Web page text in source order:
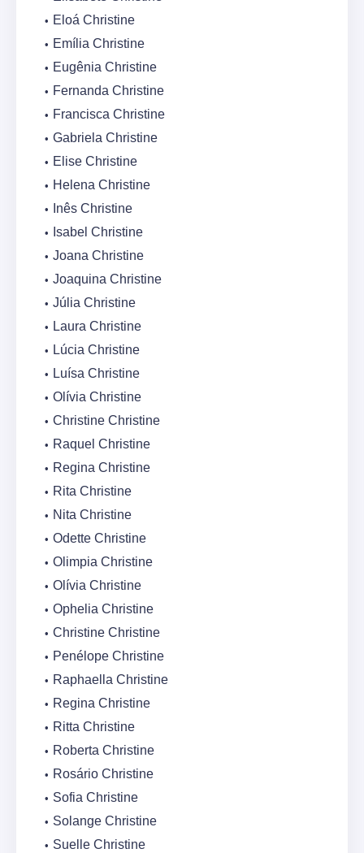
Eloá Christine
Emília Christine
Eugênia Christine
Fernanda Christine
Francisca Christine
Gabriela Christine
Elise Christine
Helena Christine
Inês Christine
Isabel Christine
Joana Christine
Joaquina Christine
Júlia Christine
Laura Christine
Lúcia Christine
Luísa Christine
Olívia Christine
Christine Christine
Raquel Christine
Regina Christine
Rita Christine
Nita Christine
Odette Christine
Olimpia Christine
Olívia Christine
Ophelia Christine
Christine Christine
Penélope Christine
Raphaella Christine
Regina Christine
Ritta Christine
Roberta Christine
Rosário Christine
Sofia Christine
Solange Christine
Suelle Christine